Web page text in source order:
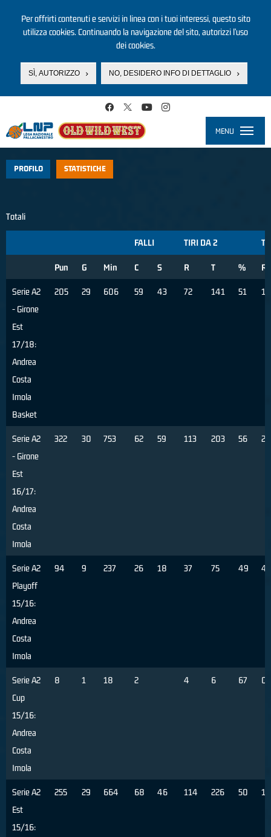
Per offrirti contenuti e servizi in linea con i tuoi interessi, questo sito
utilizza cookies. Continuando la navigazione del sito, autorizzi l’uso
dei cookies.
SÌ, AUTORIZZO NO, DESIDERO INFO DI DETTAGLIO
MENU
PROFILO STATISTICHE
Totali
FALLI TIRI DA 2
Pun G Min C S R T % R
Serie A2
- Girone
Est
17/18:
Andrea
Costa
Imola
Basket
205 29 606 59 43 72 141 51 13
Serie A2
- Girone
Est
16/17:
Andrea
Costa
Imola
322 30 753 62 59 113 203 56 20
Serie A2
Playoff
15/16:
Andrea
Costa
Imola
94 9 237 26 18 37 75 49 4
Serie A2
Cup
15/16:
Andrea
Costa
Imola
8 1 18 2 4 6 67 0
Serie A2
Est
15/16:
255 29 664 68 46 114 226 50 1